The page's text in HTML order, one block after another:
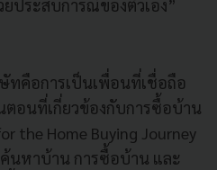
ประสบการณ์ของตัวเอง”
ทคือการเป็นเพื่อนที่เชื่อถือ
ตอนที่เกี่ยวข้องกับการซื้อบ้าน
the Home Buying Journey
นหาบ้าน การซื้อบ้าน และ